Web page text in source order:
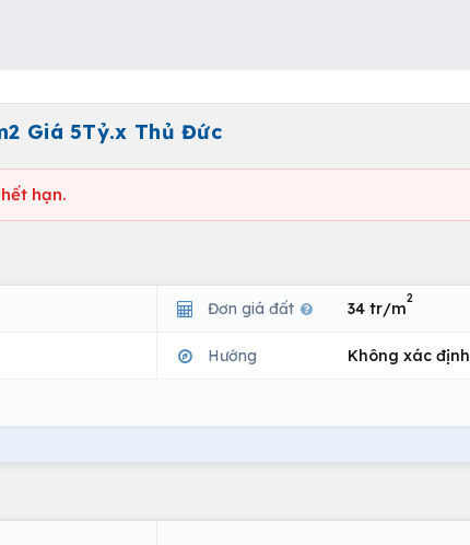
Giá 5Tỷ.x Thủ Đức
hạn.
Đơn giá đất 34 tr/m
2
Hướng Không xác định